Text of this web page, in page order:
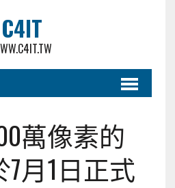
C4IT
萬像素的
7月1日正式